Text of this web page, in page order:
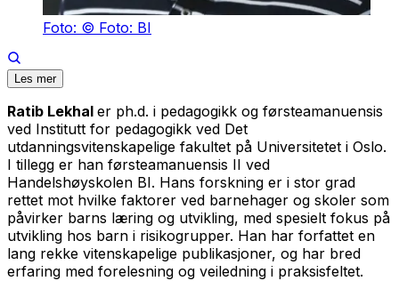
Foto: © Foto: BI
Les mer
Ratib Lekhal er ph.d. i pedagogikk og førsteamanuensis
ved Institutt for pedagogikk ved Det
utdanningsvitenskapelige fakultet på Universitetet i Oslo.
I tillegg er han førsteamanuensis II ved
Handelshøyskolen BI. Hans forskning er i stor grad
rettet mot hvilke faktorer ved barnehager og skoler som
påvirker barns læring og utvikling, med spesielt fokus på
utvikling hos barn i risikogrupper. Han har forfattet en
lang rekke vitenskapelige publikasjoner, og har bred
erfaring med forelesning og veiledning i praksisfeltet.